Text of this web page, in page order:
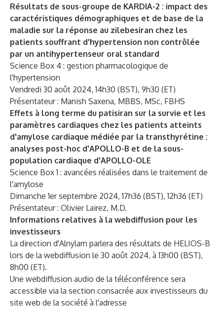
Résultats de sous-groupe de KARDIA-2 : impact des
caractéristiques démographiques et de base de la
maladie sur la réponse au zilebesiran chez les
patients souffrant d'hypertension non contrôlée
par un antihypertenseur oral standard
Science Box 4 : gestion pharmacologique de
l'hypertension
Vendredi 30 août 2024, 14h30 (BST), 9h30 (ET)
Présentateur : Manish Saxena, MBBS, MSc, FBHS
Effets à long terme du patisiran sur la survie et les
paramètres cardiaques chez les patients atteints
d'amylose cardiaque médiée par la transthyrétine :
analyses post-hoc d'APOLLO-B et de la sous-
population cardiaque d'APOLLO-OLE
Science Box 1 : avancées réalisées dans le traitement de
l'amylose
Dimanche 1er septembre 2024, 17h36 (BST), 12h36 (ET)
Présentateur : Olivier Lairez, M.D.
Informations relatives à la webdiffusion pour les
investisseurs
La direction d'Alnylam parlera des résultats de HELIOS-B
lors de la webdiffusion le 30 août 2024, à 13h00 (BST),
8h00 (ET).
Une webdiffusion audio de la téléconférence sera
accessible via la section consacrée aux investisseurs du
site web de la société à l'adresse